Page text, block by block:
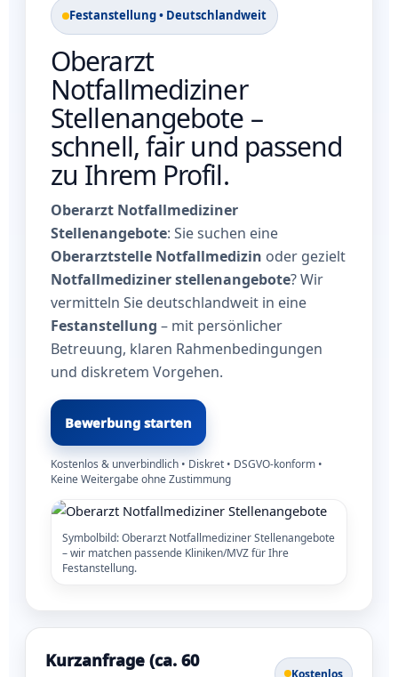
Festanstellung • Deutschlandweit
Oberarzt
Notfallmediziner
Stellenangebote –
schnell, fair und passend
zu Ihrem Profil.
Oberarzt Notfallmediziner
Stellenangebote: Sie suchen eine
Oberarztstelle Notfallmedizin oder gezielt
Notfallmediziner stellenangebote? Wir
vermitteln Sie deutschlandweit in eine
Festanstellung – mit persönlicher
Betreuung, klaren Rahmenbedingungen
und diskretem Vorgehen.
Bewerbung starten
Kostenlos & unverbindlich • Diskret • DSGVO-konform •
Keine Weitergabe ohne Zustimmung
Symbolbild: Oberarzt Notfallmediziner Stellenangebote
– wir matchen passende Kliniken/MVZ für Ihre
Festanstellung.
Kurzanfrage (ca. 60
Kostenlos